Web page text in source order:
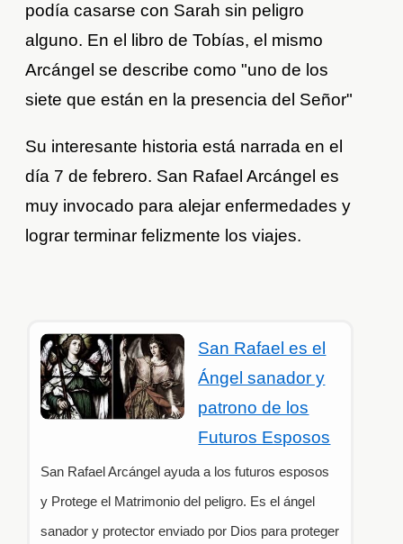
podía casarse con Sarah sin peligro
alguno. En el libro de Tobías, el mismo
Arcángel se describe como "uno de los
siete que están en la presencia del Señor"
Su interesante historia está narrada en el
día 7 de febrero. San Rafael Arcángel es
muy invocado para alejar enfermedades y
lograr terminar felizmente los viajes.
San Rafael es el
Ángel sanador y
patrono de los
Futuros Esposos
San Rafael Arcángel ayuda a los futuros esposos
y Protege el Matrimonio del peligro. Es el ángel
sanador y protector enviado por Dios para proteger